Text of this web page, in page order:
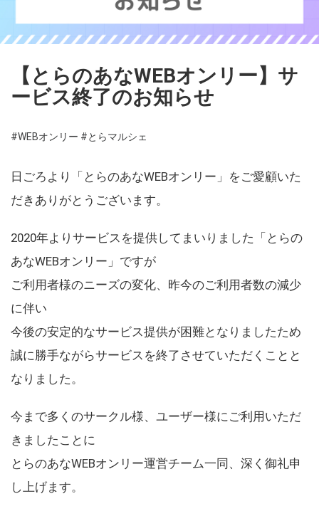
【とらのあなWEBオンリー】サ
ービス終了のお知らせ
#WEBオンリー #とらマルシェ
日ごろより「とらのあなWEBオンリー」をご愛顧いた
だきありがとうございます。
2020年よりサービスを提供してまいりました「とらの
あなWEBオンリー」ですが
ご利用者様のニーズの変化、昨今のご利用者数の減少
に伴い
今後の安定的なサービス提供が困難となりましたため
誠に勝手ながらサービスを終了させていただくことと
なりました。
今まで多くのサークル様、ユーザー様にご利用いただ
きましたことに
とらのあなWEBオンリー運営チーム一同、深く御礼申
し上げます。